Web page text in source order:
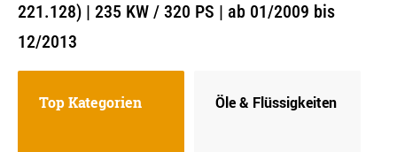
221.128) | 235 KW / 320 PS | ab 01/2009 bis
12/2013
Top Kategorien Öle & Flüssigkeiten